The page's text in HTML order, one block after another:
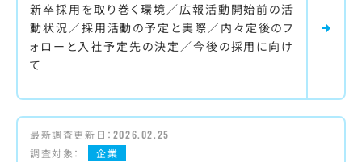
新卒採用を取り巻く環境／広報活動開始前の活
動状況／採用活動の予定と実際／内々定後のフ
ォローと入社予定先の決定／今後の採用に向け
て
最新調査更新日： 2026.02.25
調査対象：
企業